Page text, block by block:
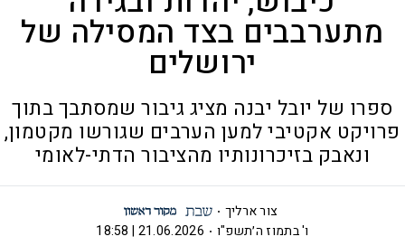
מתערבבים בצד המסילה של
ירושלים
ספרו של יובל יבנה מציג גיבור שמסתבך בתוך
פרויקט אקטיבי למען הערבים שגורשו מקטמון,
ונאבק בזיכרונותיו מהציבור הדתי-לאומי
צור ארליך
ו' בתמוז ה׳תשפ"ו
21.06.2026 | 18:58